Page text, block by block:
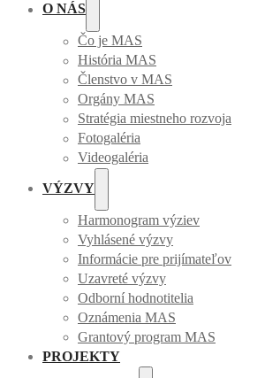
O NÁS
Čo je MAS
História MAS
Členstvo v MAS
Orgány MAS
Stratégia miestneho rozvoja
Fotogaléria
Videogaléria
VÝZVY
Harmonogram výziev
Vyhlásené výzvy
Informácie pre prijímateľov
Uzavreté výzvy
Odborní hodnotitelia
Oznámenia MAS
Grantový program MAS
PROJEKTY